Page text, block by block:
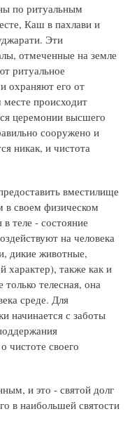
по ритуальным
Каш в пахлави и
Эти
отмеченные на земле
ритуальное
охраняют его от
происходит
церемонии высшего
сооружено и
никак, и чистота
вместилище
своем физическом
теле - состояние
на человека
дикие животные,
характер), также как и
телесная, она
среде. Для
начинается с заботы
чистоте своего
и это - святой долг
в наибольшей святости